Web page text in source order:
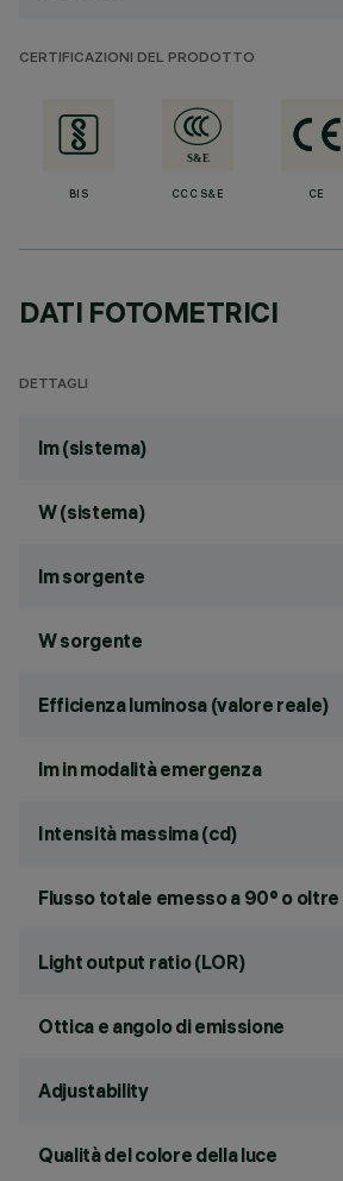
CERTIFICAZIONI DEL PRODOTTO
BIS CCC S&E CE
DATI FOTOMETRICI
DETTAGLI
lm (sistema)
W (sistema)
lm sorgente
W sorgente
Efficienza luminosa (valore reale)
lm in modalità emergenza
Intensità massima (cd)
Flusso totale emesso a 90° o oltre
Light output ratio (LOR)
Ottica e angolo di emissione
Adjustability
Qualità del colore della luce